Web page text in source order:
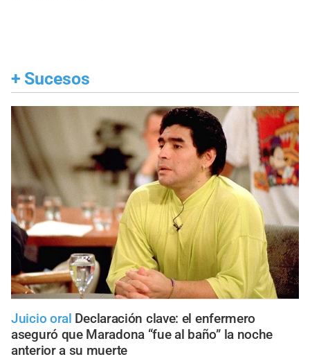
+ Sucesos
Juicio oral Declaración clave: el enfermero
aseguró que Maradona “fue al baño” la noche
anterior a su muerte